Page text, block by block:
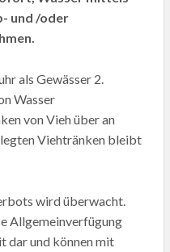
und /oder
als Gewässer 2.
Wasser
von Vieh über an
Viehtränken bleibt
wird überwacht.
Allgemeinverfügung
dar und können mit